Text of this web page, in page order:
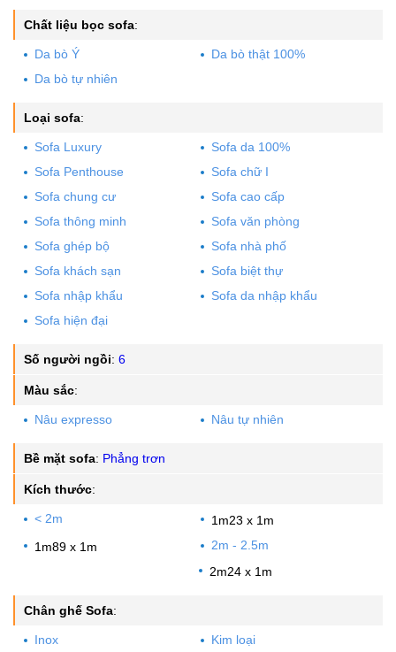
và TP. HCM.
Đổi hàng miễn phí nếu có lỗi do nhà sản xuất.
1 đổi 1 trong vòng tối đa 3 ngày mua hàng, điều kiện sản phẩm
còn nguyên mới, không bị hư hại (tính phí 5% trên giá trị sản
Chất liệu bọc sofa:
Da bò Ý
Da bò thật 100%
Da bò tự nhiên
Loại sofa:
Sofa Luxury
Sofa da 100%
Sofa Penthouse
Sofa chữ I
Sofa chung cư
Sofa cao cấp
Sofa thông minh
Sofa văn phòng
Sofa ghép bộ
Sofa nhà phố
Sofa khách sạn
Sofa biệt thự
Sofa nhập khẩu
Sofa da nhập khẩu
Sofa hiện đại
Số người ngồi: 6
Màu sắc:
Nâu expresso Nâu tự nhiên
Bề mặt sofa: Phẳng trơn
Kích thước:
< 2m
1m23 x 1m
1m89 x 1m
2m - 2.5m
2m24 x 1m
Chân ghế Sofa:
Inox Kim loại